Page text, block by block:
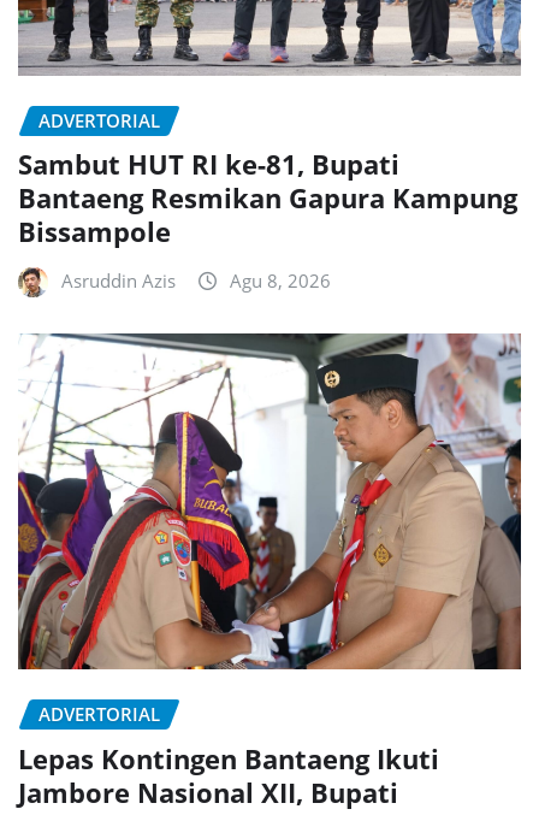
ADVERTORIAL
Sambut HUT RI ke-81, Bupati
Bantaeng Resmikan Gapura Kampung
Bissampole
Asruddin Azis Agu 8, 2026
ADVERTORIAL
Lepas Kontingen Bantaeng Ikuti
Jambore Nasional XII, Bupati